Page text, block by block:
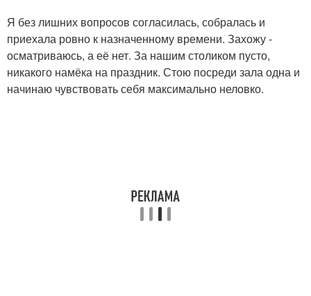
Я без лишних вопросов согласилась, собралась и
приехала ровно к назначенному времени. Захожу -
осматриваюсь, а её нет. За нашим столиком пусто,
никакого намёка на праздник. Стою посреди зала одна и
начинаю чувствовать себя максимально неловко.